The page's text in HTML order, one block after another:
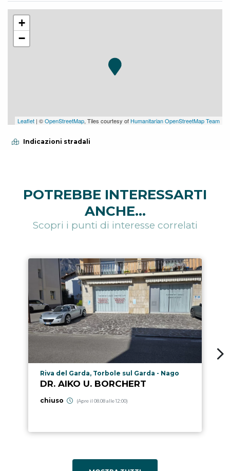
+
−
Leaflet | ©OpenStreetMap, Tiles courtesy of Humanitarian OpenStreetMap Team
Indicazioni stradali
POTREBBE INTERESSARTI
ANCHE...
Scopri i punti di interesse correlati
Località punto di interesse
Riva del Garda, Torbole sul Garda - Nago
DR. AIKO U. BORCHERT
chiuso (Apre il 08.08 alle 12:00)